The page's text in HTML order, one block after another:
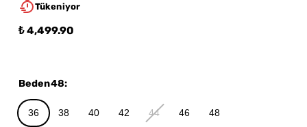
Tükeniyor
₺ 4,499.90
Beden48:
36 38 40 42 44 46 48